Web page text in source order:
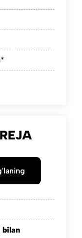
bilan